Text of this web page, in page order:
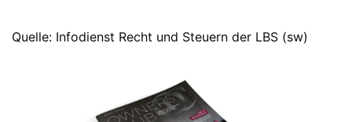
Quelle: Infodienst Recht und Steuern der LBS (sw)